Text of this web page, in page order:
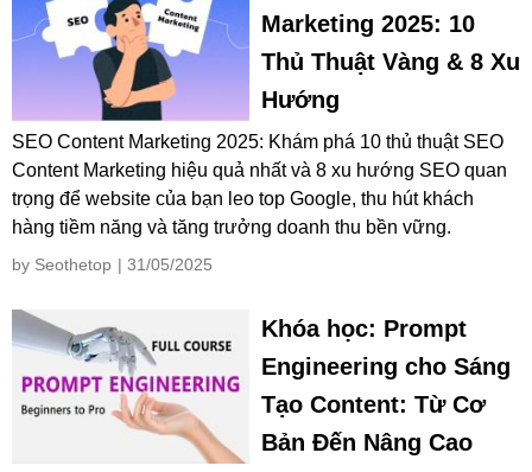
Marketing 2025: 10
Thủ Thuật Vàng & 8 Xu
Hướng
SEO Content Marketing 2025: Khám phá 10 thủ thuật SEO
Content Marketing hiệu quả nhất và 8 xu hướng SEO quan
trọng để website của bạn leo top Google, thu hút khách
hàng tiềm năng và tăng trưởng doanh thu bền vững.
by Seothetop | 31/05/2025
Khóa học: Prompt
Engineering cho Sáng
Tạo Content: Từ Cơ
Bản Đến Nâng Cao